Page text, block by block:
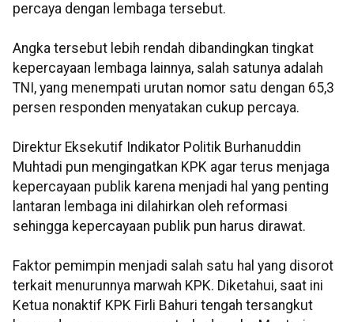
percaya dengan lembaga tersebut.
Angka tersebut lebih rendah dibandingkan tingkat
kepercayaan lembaga lainnya, salah satunya adalah
TNI, yang menempati urutan nomor satu dengan 65,3
persen responden menyatakan cukup percaya.
Direktur Eksekutif Indikator Politik Burhanuddin
Muhtadi pun mengingatkan KPK agar terus menjaga
kepercayaan publik karena menjadi hal yang penting
lantaran lembaga ini dilahirkan oleh reformasi
sehingga kepercayaan publik pun harus dirawat.
Faktor pemimpin menjadi salah satu hal yang disorot
terkait menurunnya marwah KPK. Diketahui, saat ini
Ketua nonaktif KPK Firli Bahuri tengah tersangkut